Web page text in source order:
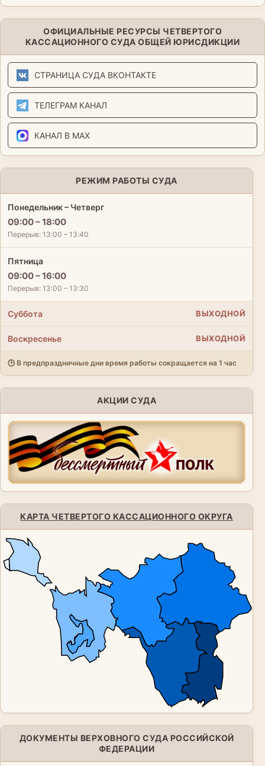
ОФИЦИАЛЬНЫЕ РЕСУРСЫ ЧЕТВЕРТОГО
КАССАЦИОННОГО СУДА ОБЩЕЙ ЮРИСДИКЦИИ
СТРАНИЦА СУДА ВКОНТАКТЕ
ТЕЛЕГРАМ КАНАЛ
КАНАЛ В MAX
РЕЖИМ РАБОТЫ СУДА
Понедельник – Четверг
09:00 – 18:00
Перерыв: 13:00 – 13:40
Пятница
09:00 – 16:00
Перерыв: 13:00 – 13:30
Суббота ВЫХОДНОЙ
Воскресенье ВЫХОДНОЙ
🕒 В предпраздничные дни время работы сокращается на 1 час
АКЦИИ СУДА
КАРТА ЧЕТВЕРТОГО КАССАЦИОННОГО ОКРУГА
ДОКУМЕНТЫ ВЕРХОВНОГО СУДА РОССИЙСКОЙ
ФЕДЕРАЦИИ